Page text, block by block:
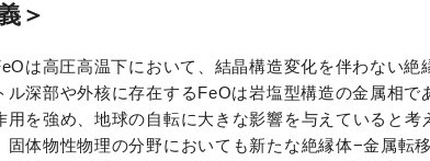
＞
は高圧高温下において、結晶構造変化を伴わない
ル深部や外核に存在するFeOは岩塩型構造の金属相
用を強め、地球の自転に大きな影響を与えていると
固体物性物理の分野においても新たな絶縁体−金属転